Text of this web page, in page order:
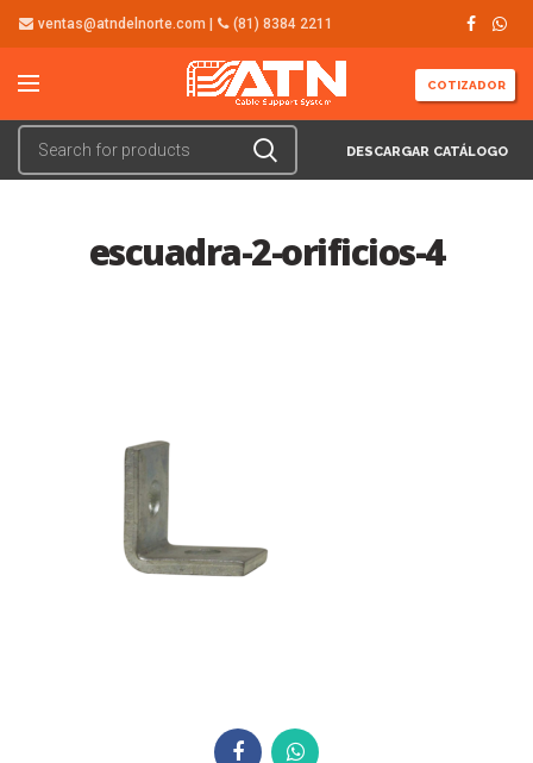
ventas@atndelnorte.com | (81) 8384 2211
COTIZADOR
DESCARGAR CATÁLOGO
escuadra-2-orificios-4